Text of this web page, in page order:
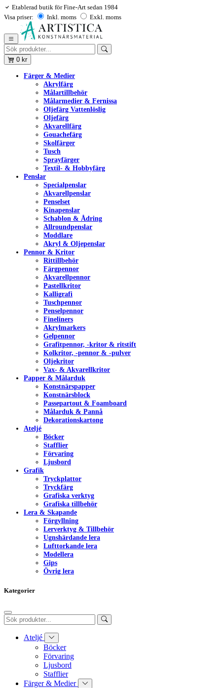
Etablerad butik för Fine-Art sedan 1984
Visa priser:
Inkl. moms Exkl. moms
0 kr
Färger & Medier
Akrylfärg
Målartillbehör
Målarmedier & Fernissa
Oljefärg Vattenlöslig
Oljefärg
Akvarellfärg
Gouachefärg
Skolfärger
Tusch
Sprayfärger
Textil- & Hobbyfärg
Penslar
Specialpenslar
Akvarellpenslar
Penselset
Kinapenslar
Schablon & Ådring
Allroundpenslar
Moddlare
Akryl & Oljepenslar
Pennor & Kritor
Rittillbehör
Färgpennor
Akvarellpennor
Pastellkritor
Kalligrafi
Tuschpennor
Penselpennor
Fineliners
Akrylmarkers
Gelpennor
Grafitpennor, -kritor & ritstift
Kolkritor, -pennor & -pulver
Oljekritor
Vax- & Akvarellkritor
Papper & Målarduk
Konstnärspapper
Konstnärsblock
Passepartout & Foamboard
Målarduk & Pannå
Dekorationskartong
Ateljé
Böcker
Stafflier
Förvaring
Ljusbord
Grafik
Tryckplattor
Tryckfärg
Grafiska verktyg
Grafiska tillbehör
Lera & Skapande
Förgyllning
Lerverktyg & Tillbehör
Ugnshärdande lera
Lufttorkande lera
Modellera
Gips
Övrig lera
Kategorier
Ateljé
Böcker
Förvaring
Ljusbord
Stafflier
Färger & Medier